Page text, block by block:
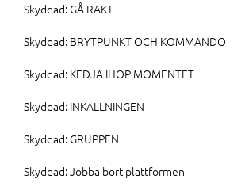
Skyddad: GÅ RAKT
Skyddad: BRYTPUNKT OCH KOMMANDO
Skyddad: KEDJA IHOP MOMENTET
Skyddad: INKALLNINGEN
Skyddad: GRUPPEN
Skyddad: Jobba bort plattformen